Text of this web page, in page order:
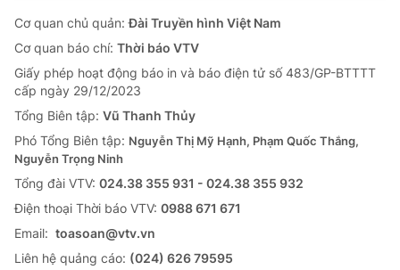
Cơ quan chủ quản:Đài Truyền hình Việt Nam
Cơ quan báo chí: Thời báo VTV
Giấy phép hoạt động báo in và báo điện tử số 483/GP-BTTTT
cấp ngày 29/12/2023
Tổng Biên tập: Vũ Thanh Thủy
Phó Tổng Biên tập: Nguyễn Thị Mỹ Hạnh, Phạm Quốc Thắng,
Nguyễn Trọng Ninh
Tổng đài VTV: 024.38 355 931 - 024.38 355 932
Ðiện thoại Thời báo VTV: 0988 671 671
Email: toasoan@vtv.vn
Liên hệ quảng cáo: (024) 626 79595